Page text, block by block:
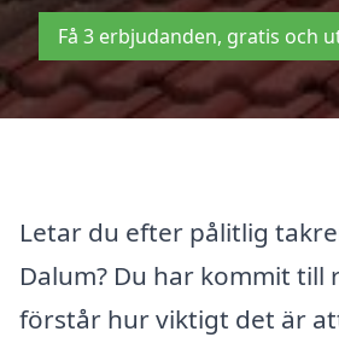
Få 3 erbjudanden, gratis och
Letar du efter pålitlig
Dalum? Du har kommit till
förstår hur viktigt det är